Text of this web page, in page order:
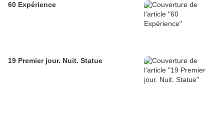
60 Expérience
19 Premier jour. Nuit. Statue